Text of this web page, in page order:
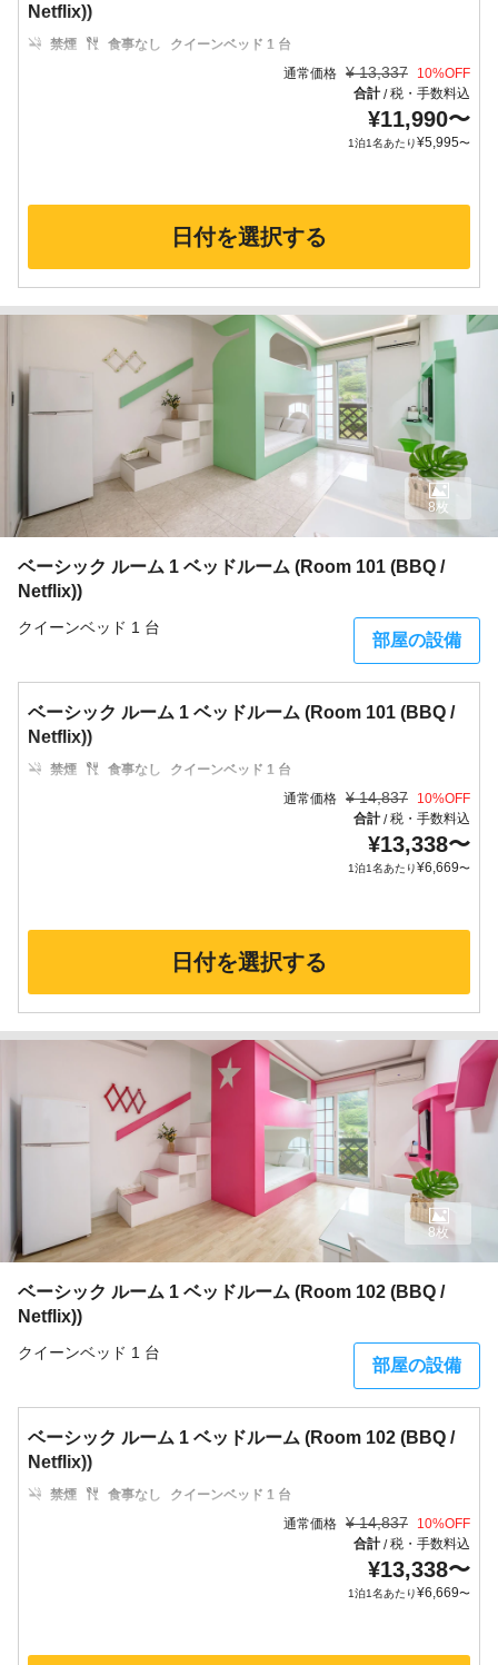
Netflix))
禁煙 食事なし
クイーンベッド 1 台
通常価格 ¥ 13,337 10%OFF
合計/税・手数料込
¥11,990〜
1泊1名あたり¥5,995〜
日付を選択する
ベーシック ルーム 1 ベッドルーム (Room 101 (BBQ /
Netflix))
クイーンベッド 1 台
部屋の設備
8枚
ベーシック ルーム 1 ベッドルーム (Room 101 (BBQ /
Netflix))
禁煙 食事なし
クイーンベッド 1 台
通常価格 ¥ 14,837 10%OFF
合計/税・手数料込
¥13,338〜
1泊1名あたり¥6,669〜
日付を選択する
ベーシック ルーム 1 ベッドルーム (Room 102 (BBQ /
Netflix))
クイーンベッド 1 台
部屋の設備
8枚
ベーシック ルーム 1 ベッドルーム (Room 102 (BBQ /
Netflix))
禁煙 食事なし
クイーンベッド 1 台
通常価格 ¥ 14,837 10%OFF
合計/税・手数料込
¥13,338〜
1泊1名あたり¥6,669〜